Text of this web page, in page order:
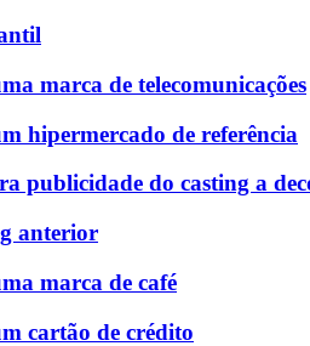
marca de telecomunicações
hipermercado de referência
publicidade do casting a
anterior
marca de café
cartão de crédito